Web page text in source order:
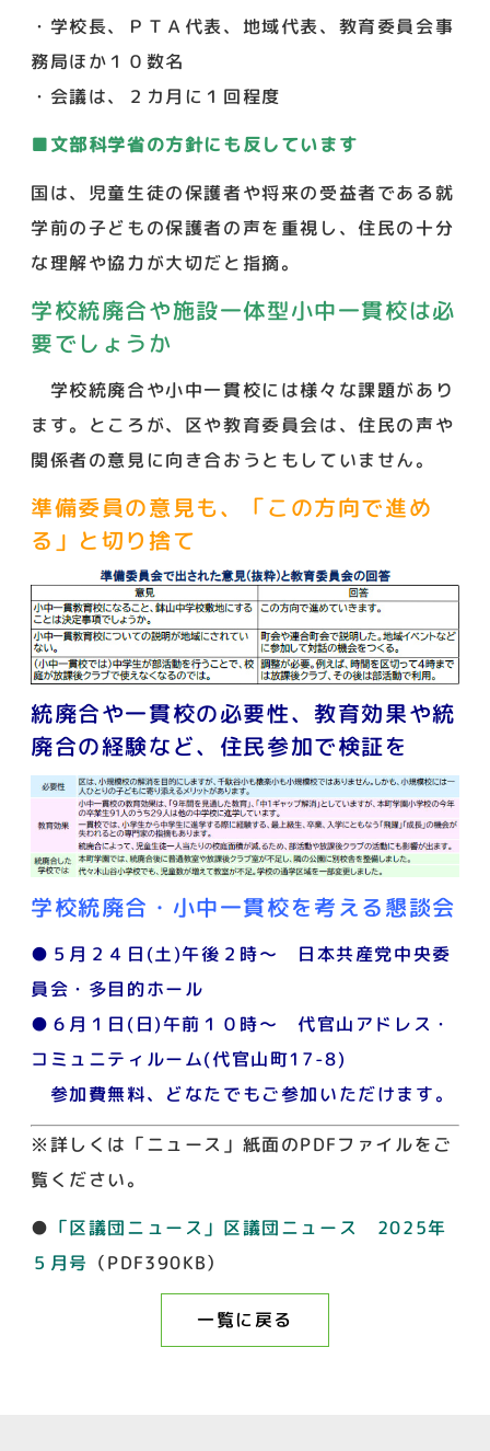
・学校長、ＰＴＡ代表、地域代表、教育委員会事
務局ほか１０数名
・会議は、２カ月に１回程度
■文部科学省の方針にも反しています
国は、児童生徒の保護者や将来の受益者である就
学前の子どもの保護者の声を重視し、住民の十分
な理解や協力が大切だと指摘。
学校統廃合や施設一体型小中一貫校は必
要でしょうか
学校統廃合や小中一貫校には様々な課題があり
ます。ところが、区や教育委員会は、住民の声や
関係者の意見に向き合おうともしていません。
準備委員の意見も、「この方向で進め
る」と切り捨て
統廃合や一貫校の必要性、教育効果や統
廃合の経験など、住民参加で検証を
学校統廃合・小中一貫校を考える懇談会
●５月２４日(土)午後２時～ 日本共産党中央委
員会・多目的ホール
●６月１日(日)午前１０時～ 代官山アドレス・
コミュニティルーム(代官山町17-8)
参加費無料、どなたでもご参加いただけます。
※詳しくは「ニュース」紙面のPDFファイルをご
覧ください。
● 「区議団ニュース」区議団ニュース 2025年
５月号 （PDF390KB）
一覧に戻る